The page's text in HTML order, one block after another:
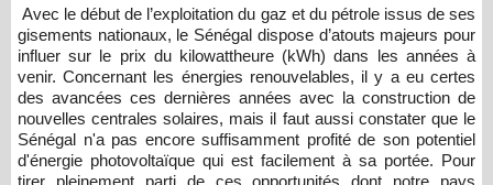
Avec le début de l’exploitation du gaz et du pétrole issus de ses
gisements nationaux, le Sénégal dispose d’atouts majeurs pour
influer sur le prix du kilowattheure (kWh) dans les années à
venir. Concernant les énergies renouvelables, il y a eu certes
des avancées ces dernières années avec la construction de
nouvelles centrales solaires, mais il faut aussi constater que le
Sénégal n'a pas encore suffisamment profité de son potentiel
d'énergie photovoltaïque qui est facilement à sa portée. Pour
tirer pleinement parti de ces opportunités dont notre pays